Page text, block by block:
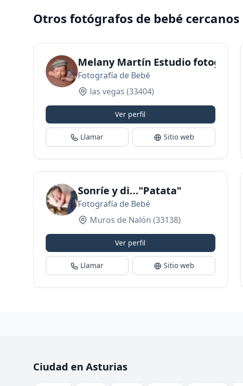
Otros fotógrafos de bebé cercanos
Melany Martín Estudio fotográfico
Fotografía de Bebé
las vegas (33404)
Ver perfil
Llamar Sitio web
Sonríe y di..."Patata"
Fotografía de Bebé
Muros de Nalón (33138)
Ver perfil
Llamar Sitio web
Ciudad en Asturias